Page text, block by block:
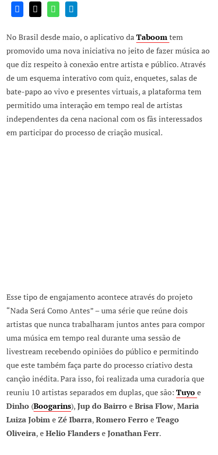
No Brasil desde maio, o aplicativo daTaboomtem
promovido uma nova iniciativa no jeito de fazer música ao
que diz respeito à conexão entre artista e público. Através
de um esquema interativo com quiz, enquetes, salas de
bate-papo ao vivo e presentes virtuais, a plataforma tem
permitido uma interação em tempo real de artistas
independentes da cena nacional com os fãs interessados
em participar do processo de criação musical.
Esse tipo de engajamento acontece através do projeto
“Nada Será Como Antes” – uma série que reúne dois
artistas que nunca trabalharam juntos antes para compor
uma música em tempo real durante uma sessão de
livestream recebendo opiniões do público e permitindo
que este também faça parte do processo criativo desta
canção inédita. Para isso, foi realizada uma curadoria que
reuniu 10 artistas separados em duplas, que são:Tuyo e
Dinho (Boogarins),Jup do Bairro eBrisa Flow,Maria
Luiza JobimeZé Ibarra,Romero FerroeTeago
Oliveira, eHelio FlanderseJonathan Ferr.